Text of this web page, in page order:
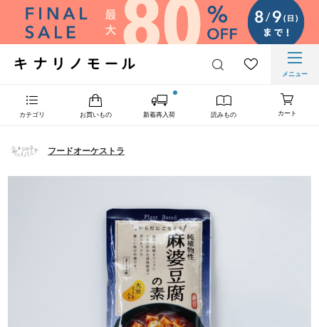
メニュー
カテゴリ お買いもの 新着再入荷 読みもの カート
フードオーケストラ